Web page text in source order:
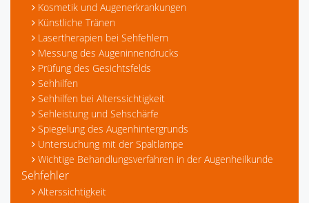
Kosmetik und Augenerkrankungen
Künstliche Tränen
Lasertherapien bei Sehfehlern
Messung des Augeninnendrucks
Prüfung des Gesichtsfelds
Sehhilfen
Sehhilfen bei Alterssichtigkeit
Sehleistung und Sehschärfe
Spiegelung des Augenhintergrunds
Untersuchung mit der Spaltlampe
Wichtige Behandlungsverfahren in der Augenheilkunde
Sehfehler
Alterssichtigkeit